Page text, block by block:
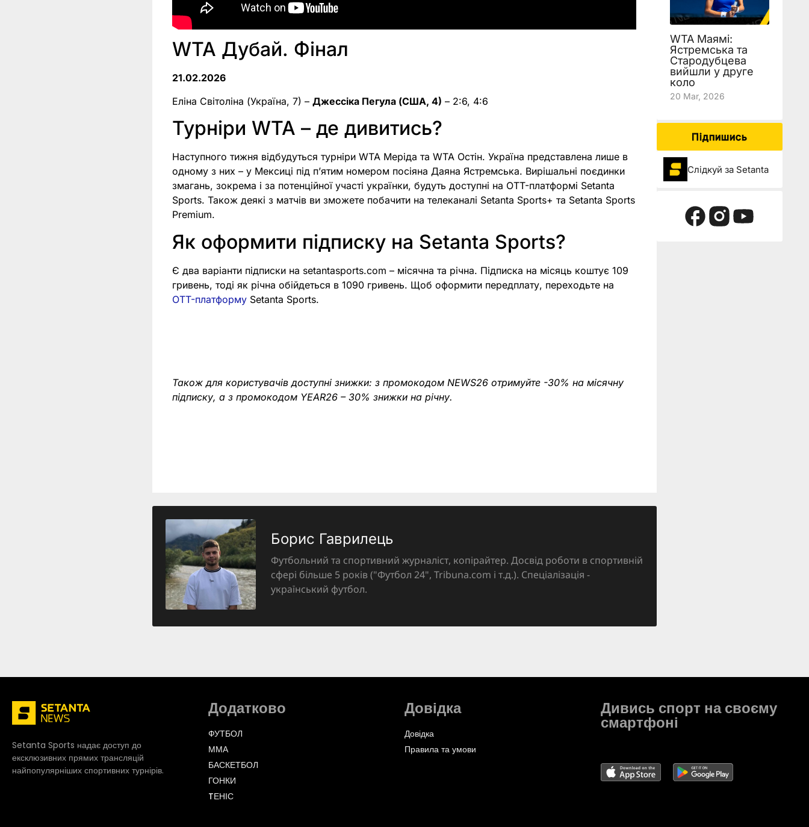
WTA Дубай. Фінал
21.02.2026
Еліна Світоліна (Україна, 7) –Джессіка Пегула (США, 4) – 2:6, 4:6
Турніри WTA – де дивитись?
Наступного тижня відбудуться турніри WTA Меріда та WTA Остін. Україна представлена лише в
одному з них – у Мексиці під п’ятим номером посіяна Даяна Ястремська. Вирішальні поєдинки
змагань, зокрема і за потенційної участі українки, будуть доступні на OTT-платформі Setanta
Sports. Також деякі з матчів ви зможете побачити на телеканалі Setanta Sports+ та Setanta Sports
Premium.
Як оформити підписку на Setanta Sports?
Є два варіанти підписки на setantasports.com – місячна та річна. Підписка на місяць коштує 109
гривень, тоді як річна обійдеться в 1090 гривень. Щоб оформити передплату, переходьте на
OTT-платформу Setanta Sports.
Також для користувачів доступні знижки: з промокодом NEWS26 отримуйте -30% на місячну
підписку, а з промокодом YEAR26 – 30% знижки на річну.
Борис Гаврилець
Футбольний та спортивний журналіст, копірайтер. Досвід роботи в спортивній
сфері більше 5 років ("Футбол 24", Tribuna.com і т.д.). Спеціалізація -
український футбол.
WTA Маямі:
Ястремська та
Стародубцева
вийшли у друге
коло
20 Mar, 2026
Підпишись
Слідкуй за Setanta
Setanta Sports надає доступ до
ексклюзивних прямих трансляцій
найпопулярніших спортивних турнірів.
Додатково
ФУТБОЛ
ММА
БАСКЕТБОЛ
ГОНКИ
TЕНІС
Довідка
Довідка
Правила та умови
Дивись спорт на своєму
смартфоні